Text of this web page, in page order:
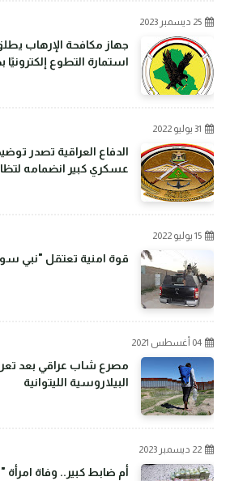
25 ديسمبر 2023
جهاز مكافحة الإرهاب
استمارة التطوع
31 يوليو 2022
الدفاع العراقية تصدر
عسكري كبير انضمامه
15 يوليو 2022
قوة امنية تعتقل "نبي
04 أغسطس 2021
مصرع شاب عراقي بعد
البيلاروسية الليتوانية
22 ديسمبر 2023
أم ضابط كبير.. وفاة